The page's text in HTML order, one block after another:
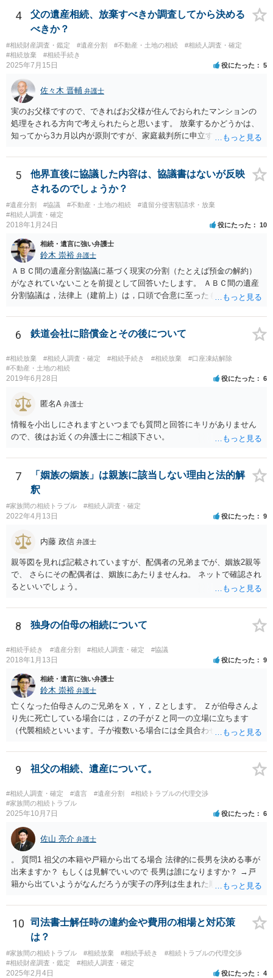
4
父の遺産相続、放棄すべきか調査してから決める
べきか？
#相続財産調査・鑑定 #遺産分割 #不動産・土地の相続
#相続人調査・確定
#相続放棄
#相続手続き
2025年7月15日 役にたった 5
佐々木 晋輔 弁護士
実のお父様ですので、できればお父様が住んでおられたマンションの
処理をされる方向で考えられたらと思います。 放棄するかどうかは、
知ってから3カ月以内が原則ですが、家庭裁判所に申立すれば3カ月の
放棄するかどうか決めることができます。 銀行やサラ金が数年も放置
することはありませんので、数年後に借金が発見される可能性はほぼ
ありません。 なお、私が扱った相続放棄を検討していた案件で、期間
伸長して調査したところ、サラ金に対する過払金など相当な財産が見
つかったため相続したという事例がありました。
5
他界直後に協議した内容は、協議書はないが反映
されるのでしょうか？
#遺産分割 #協議 #不動産・土地の相続
#遺留分侵害額請求・放棄
#相続人調査・確定
2018年1月24日 役にたった 10
相続・遺言に強い弁護士
鈴木 崇裕 弁護士
ＡＢＣ間の遺産分割協議に基づく現実の分割（たとえば預金の解約）
がなされていないことを前提として回答いたします。 ＡＢＣ間の遺産
分割協議は，法律上（建前上）は，口頭で合意に至ったものであって
ん。 また，不動産の名義を移転するためには，遺産分割協議書への署
名捺印を得る必要があります。 したがって，残念ながら，「ＡＢＣ間
の遺産分割協議が有効に成立している」という前提に基づく主張は困
難と思われます。 「ＡＢＣ間の遺産分割協議は未了のまま，ＡとＢが
死亡し，二次相続が発生した」という前提に基づいて協議を進める必
要があります。 もちろん，Ｃの立場としては，ＡＢＣ間の遺産分割協
人は応じない姿勢を示していることから，実現は困難だと思います。
しどころ）としては，譲歩することを甘受しなければならないかもし
れません。
6 鉄道会社に賠償金とその後について
#相続放棄 #相続人調査・確定 #相続手続き #相続放棄
#口座凍結解除
#不動産・土地の相続
2019年6月28日 役にたった 6
匿名A 弁護士
情報を小出しにされますといつまでも質問と回答にキリがありません
ので、後はお近くの弁護士にご相談下さい。
7
「姻族の姻族」は親族に該当しない理由と法的解
釈
#家族間の相続トラブル #相続人調査・確定
2022年4月13日 役にたった 9
内藤 政信 弁護士
親等図を見れば記載されていますが、配偶者の兄弟までが、姻族2親等
で、 さらにその配偶者は、姻族にあたりませんね。 ネットで確認され
るといいでしょう。
8 独身の伯母の相続について
#相続手続き #遺産分割 #相続人調査・確定 #協議
2018年1月13日 役にたった 9
相続・遺言に強い弁護士
鈴木 崇裕 弁護士
亡くなった伯母さんのご兄弟をＸ，Ｙ，Ｚとします。 Ｚが伯母さんよ
り先に死亡している場合には，Ｚの子がＺと同一の立場に立ちます
（代襲相続といいます。子が複数いる場合には全員合わせてＺと同一
つの相続分を有していますので， そのことを前提として，遺産分割協
議をすることになります（必ずしも３分の１ずつにしなくても，合意
ができれば構いません。）。 今後の対応としては， ①伯母さんの相続
財産（遺産）の全容を整理する（預貯金，有価証券，不動産等の有無
を調べることになります。） ②相続財産に照らし，相続税の申告の準
備をする（税理士の先生にご相談ください。） ③遺産分割協議をする
（ご本人同士で行っても構いませんし，弁護士に相談することもよろ
しいと思います。） ことになります。
9 祖父の相続、遺産について。
#相続人調査・確定 #遺言 #遺産分割
#相続トラブルの代理交渉
#家族間の相続トラブル
2025年10月7日 役にたった 6
佐山 亮介 弁護士
。 質問1 祖父の本籍や戸籍から出てる場合 法律的に長男を決める事が
出来ますか？ もしくは見解でいいので 長男は誰になりますか？ →戸
籍から出ていようがなんだろうが実子の序列は生まれた順ですから、
書が腹違いの長男に向けてある場合 書かれてる内容が最優先にされる
のですか？ →遺書というのが、法律上の遺言の形式を守っている限り
はそのとおりです。 質問3 父が腹違いの長男に法律的に優位になれそ
うな事はありますか？ →遺言が有効な場合、優位に立つことはできま
せんが、お祖父様が認知症であるなどの「遺言が作れないはずの事
情」があるならば①遺言無効確認の訴えを起こすのは一つの手です。
10
司法書士解任時の違約金や費用の相場と対応策
は？
#家族間の相続トラブル #相続放棄 #相続手続き
#相続トラブルの代理交渉
#相続財産調査・鑑定
#相続人調査・確定
2025年2月4日 役にたった 4